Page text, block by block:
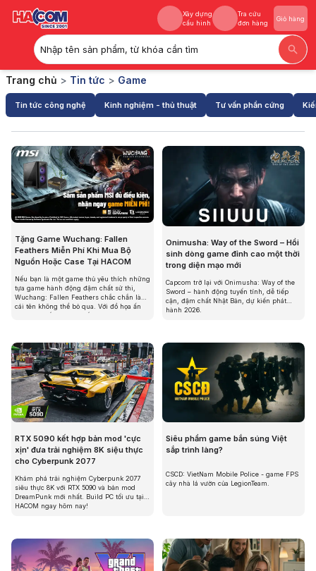
Xây dựng
cấu hình
Tra cứu
đơn hàng
Giỏ hàng
Nhập tên sản phẩm, từ khóa cần tìm
Xây dựng
Tra cứu
Trang chủ > Tin tức > Game
Tin tức công nghệ Kinh nghiệm - thủ thuật Tư vấn phần cứng
Tặng Game Wuchang: Fallen
Feathers Miễn Phí Khi Mua Bộ
Nguồn Hoặc Case Tại HACOM
Nếu bạn là một game thủ yêu thích những
tựa game hành động đậm chất sử thi,
Wuchang: Fallen Feathers chắc chắn là
cái tên không thể bỏ qua. Với đồ họa ấn
tượng và cốt truyện cuốn hút, tựa game
miễn phí Wuchang: Fallen Feathers khi
mua linh kiện được chỉ định tại HACOM.
Đừng bỏ lỡ cơ hội trải nghiệm siêu phẩm
này và nâng cấp cấu hình chiến game
đỉnh cao!
Onimusha: Way of the Sword – Hồi
sinh dòng game đỉnh cao một thời
trong diện mạo mới
Capcom trở lại với Onimusha: Way of the
Sword – hành động tuyến tính, dễ tiếp
cận, đậm chất Nhật Bản, dự kiến phát
hành 2026.
RTX 5090 kết hợp bản mod 'cực
xịn' đưa trải nghiệm 8K siệu thực
cho Cyberpunk 2077
Khám phá trải nghiệm Cyberpunk 2077
siêu thực 8K với RTX 5090 và bản mod
DreamPunk mới nhất. Build PC tối ưu tại
HACOM ngay hôm nay!
Siêu phẩm game bắn súng Việt
sắp trình làng?
CSCD: VietNam Mobile Police - game FPS
cây nhà lá vườn của LegionTeam.